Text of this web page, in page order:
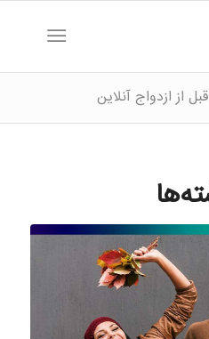
از ازدواج آنلاین